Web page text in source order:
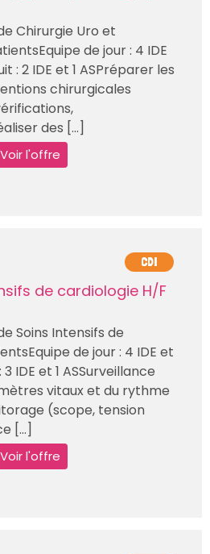
Chirurgie Uro et
de jour : 4 IDE
: 2 IDE et 1 ASPréparer les
chirurgicales
des [...]
Voir l'offre
CDI
de cardiologie H/F
Soins Intensifs de
de jour : 4 IDE et
IDE et 1 ASSurveillance
vitaux et du rythme
(scope, tension
[...]
Voir l'offre